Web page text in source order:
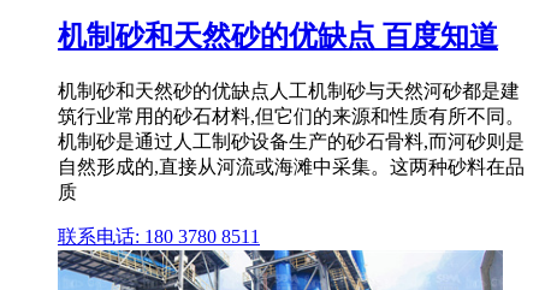
机制砂和天然砂的优缺点 百度知道
机制砂和天然砂的优缺点人工机制砂与天然河砂都是建
筑行业常用的砂石材料,但它们的来源和性质有所不同。
机制砂是通过人工制砂设备生产的砂石骨料,而河砂则是
自然形成的,直接从河流或海滩中采集。这两种砂料在品
质
联系电话: 180 3780 8511